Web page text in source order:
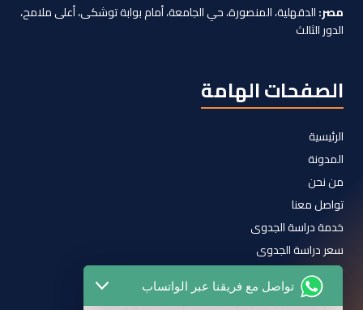
مصر:الدقهلية، المنصورة، حي الجامعة، أمام بوابة توشكى، أعلى ملامح،
الدور الثالث
الصفحات الهامة
الرئيسية
المدونة
من نحن
تواصل معنا
خدمة دراسة الجدوى
سعر دراسة الجدوى
سياسة الخصوصية
الشروط والأحكامتواصل مع فريقنا عبر الواتساب